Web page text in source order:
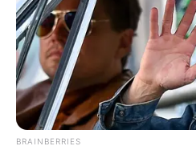
BRAINBERRIES